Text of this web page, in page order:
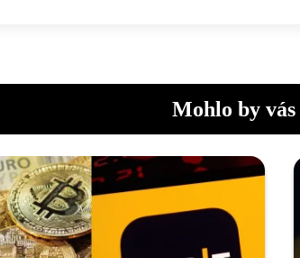
Mohlo by